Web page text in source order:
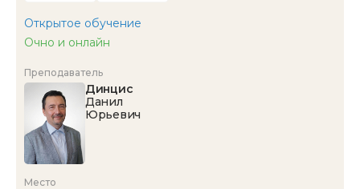
Открытое обучение
Очно и онлайн
Преподаватель
Динцис
Данил
Юрьевич
Место